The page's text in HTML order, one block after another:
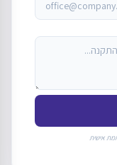
אישית